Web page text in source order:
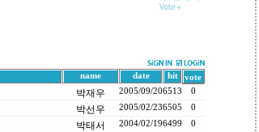
name date hit
vote
박재우 2005/09/206513
0
박선우 2005/02/236505
0
박태서 2004/02/196499
0